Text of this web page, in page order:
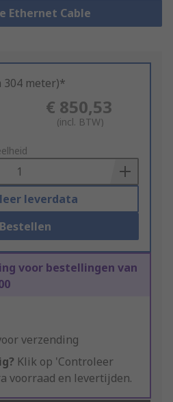
Ethernet Cable
304 meter)*
€ 850,53
(incl. BTW)
leverdata
voor bestellingen van
verzending
Klik op 'Controleer
voorraad en levertijden.